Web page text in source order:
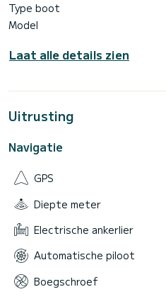
Type boot
Model
Laat alle details zien
Uitrusting
Navigatie
GPS
Diepte meter
Electrische ankerlier
Automatische piloot
Boegschroef